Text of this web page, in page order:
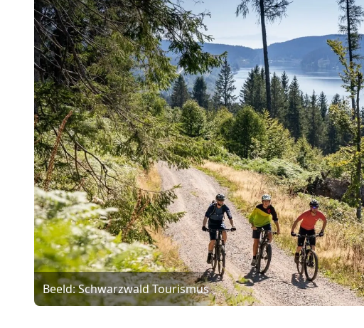
Beeld: Schwarzwald Tourismus